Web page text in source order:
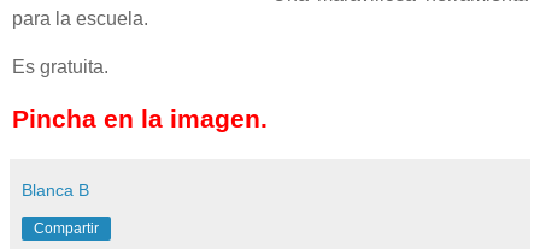
para la escuela.
Es gratuita.
Pincha en la imagen.
Blanca B
Compartir